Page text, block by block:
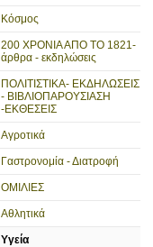
Κόσμος
200 ΧΡΟΝΙΑ ΑΠΟ ΤΟ 1821-
άρθρα - εκδηλώσεις
ΠΟΛΙΤΙΣΤΙΚΑ- ΕΚΔΗΛΩΣΕΙΣ
- ΒΙΒΛΙΟΠΑΡΟΥΣΙΑΣΗ
-ΕΚΘΕΣΕΙΣ
Αγροτικά
Γαστρονομία - Διατροφή
ΟΜΙΛΙΕΣ
Αθλητικά
Υγεία